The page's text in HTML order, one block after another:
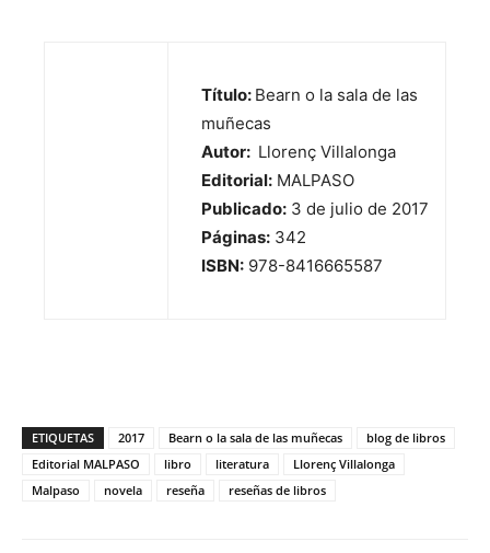
Título: Bearn o la sala de las
muñecas
Autor: Llorenç Villalonga
Editorial: MALPASO
Publicado: 3 de julio de 2017
Páginas: 342
ISBN: 978-8416665587
ETIQUETAS 2017 Bearn o la sala de las muñecas
blog de libros
Editorial MALPASO
libro literatura
Llorenç Villalonga
Malpaso
novela reseña reseñas de libros